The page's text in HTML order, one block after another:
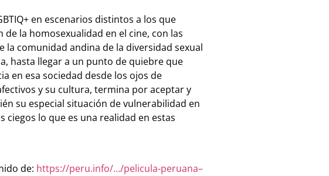
en escenarios distintos a los que
la homosexualidad en el cine, con las
comunidad andina de la diversidad sexual
hasta llegar a un punto de quiebre que
en esa sociedad desde los ojos de
y su cultura, termina por aceptar y
su especial situación de vulnerabilidad en
ciegos lo que es una realidad en estas
de: https://peru.info/…/pelicula-peruana–